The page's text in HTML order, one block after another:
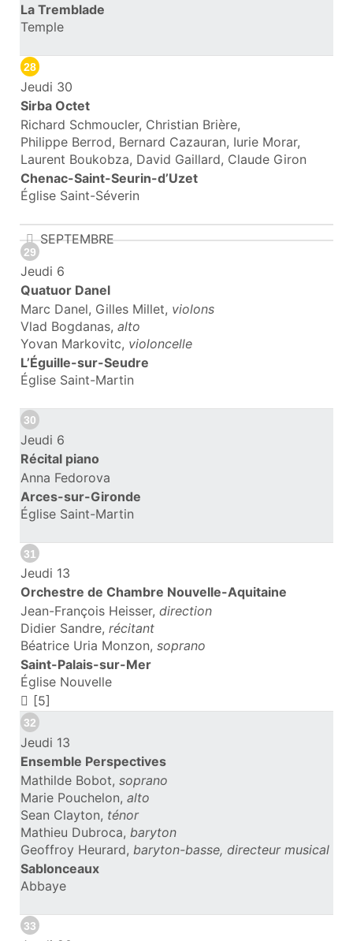
La Tremblade
Temple
28
Jeudi 30
Sirba Octet
Richard Schmoucler, Christian Brière,
Philippe Berrod, Bernard Cazauran, Iurie Morar,
Laurent Boukobza, David Gaillard, Claude Giron
Chenac-Saint-Seurin-d’Uzet
Église Saint-Séverin
SEPTEMBRE
29
Jeudi 6
Quatuor Danel
Marc Danel, Gilles Millet, violons
Vlad Bogdanas, alto
Yovan Markovitc, violoncelle
L’Éguille-sur-Seudre
Église Saint-Martin
30
Jeudi 6
Récital piano
Anna Fedorova
Arces-sur-Gironde
Église Saint-Martin
31
Jeudi 13
Orchestre de Chambre Nouvelle-Aquitaine
Jean-François Heisser, direction
Didier Sandre, récitant
Béatrice Uria Monzon, soprano
Saint-Palais-sur-Mer
Église Nouvelle
[5]
32
Jeudi 13
Ensemble Perspectives
Mathilde Bobot, soprano
Marie Pouchelon, alto
Sean Clayton, ténor
Mathieu Dubroca, baryton
Geoffroy Heurard, baryton-basse, directeur musical
Sablonceaux
Abbaye
33